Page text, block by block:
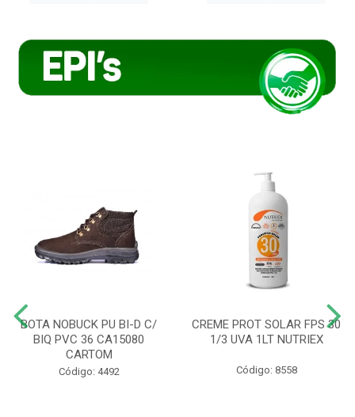
BOTA NOBUCK PU BI-D C/
BIQ PVC 36 CA15080
CARTOM
Código: 4492
CREME PROT SOLAR FPS 30
1/3 UVA 1LT NUTRIEX
Código: 8558